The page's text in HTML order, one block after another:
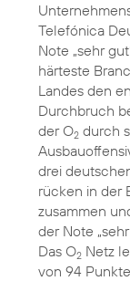
Telefónica
Note „sehr
härteste
Landes den
Durchbruch
der O2durch
drei
rücken in der
zusammen
der Note
Das O2Netz
von 94